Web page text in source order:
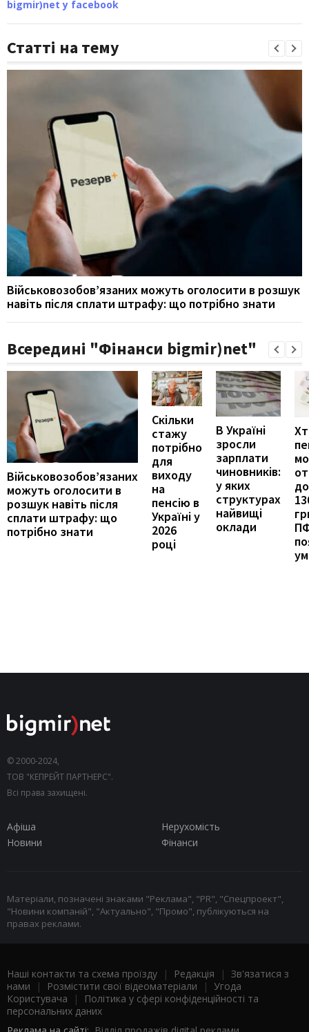
bigmir)net у facebook
Статті на тему
Військовозобов’язаних можуть оголосити в розшук
навіть після сплати штрафу: що потрібно знати
Всередині "Фінанси bigmir)net"
Військовозобов’язаних
можуть оголосити в
розшук навіть після
сплати штрафу: що
потрібно знати
Скільки
стажу
потрібно
для
виходу
на
пенсію в
Україні у
2026
році
В Україні
зросли
зарплати
чиновників:
у яких
структурах
найвищі
оклади
© 2000-2024,
ТОВ "КЕПРЕЙТ ПАРТНЕРС".
Всі права захищені.
Афіша
Нерухомість
Новини
Фінанси
Матеріали, позначені знаками "Реклама", "PR", "Спецпроект",
"Новини компаній", "Актуально", "Промо", публікуються на
правах реклами.
Наші контакти та схема проїзду | Редакція | Зв'язатися з
нами | Розмістити свої відеоматеріали | Угода
Користувача |
Політика у сфері конфіденційності та
персональних даних